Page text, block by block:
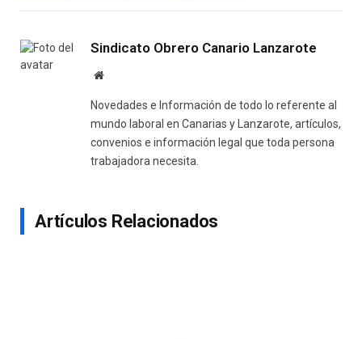
Sindicato Obrero Canario Lanzarote
Website
Novedades e Información de todo lo referente al
mundo laboral en Canarias y Lanzarote, artículos,
convenios e información legal que toda persona
trabajadora necesita.
Artículos Relacionados